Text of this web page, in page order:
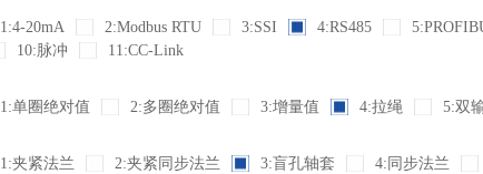
1:4-20mA 2:Modbus RTU 3:SSI 4:RS485
10:脉冲 11:CC-Link
1:单圈绝对值 2:多圈绝对值 3:增量值 4:拉绳 5:双
1:夹紧法兰 2:夹紧同步法兰 3:盲孔轴套 4:同步法兰